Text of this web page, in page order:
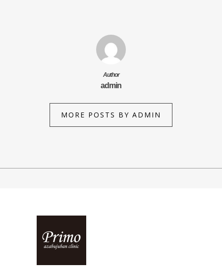
Author
admin
MORE POSTS BY ADMIN